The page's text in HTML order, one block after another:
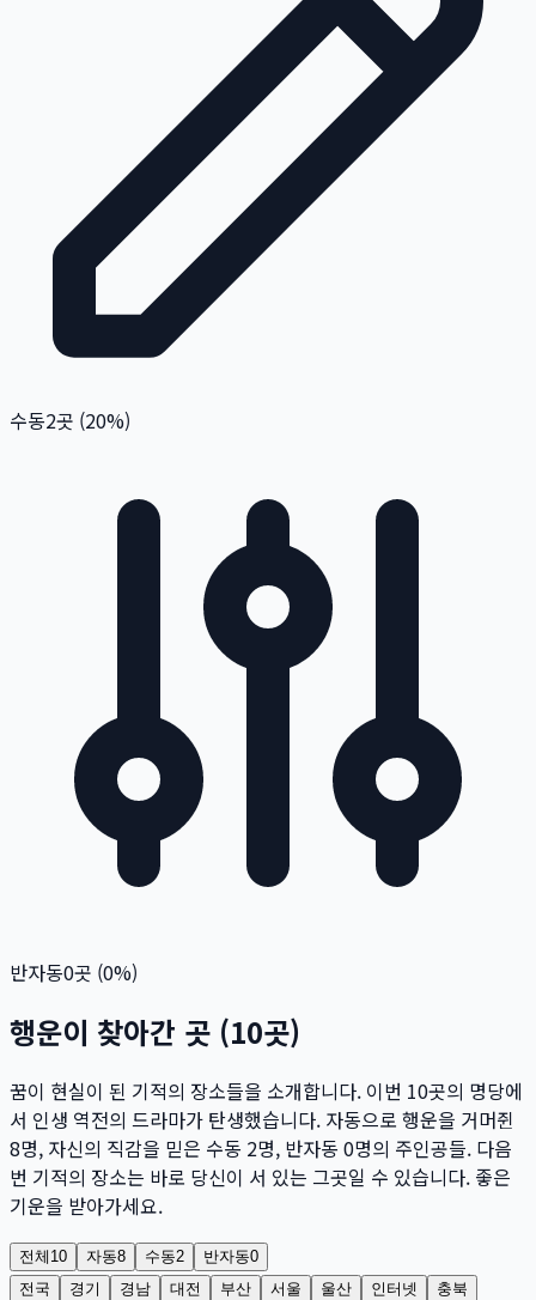
수동2곳 (20%)
반자동0곳 (0%)
행운이 찾아간 곳 (10곳)
꿈이 현실이 된 기적의 장소들을 소개합니다. 이번 10곳의 명당에
서 인생 역전의 드라마가 탄생했습니다. 자동으로 행운을 거머쥔
8명, 자신의 직감을 믿은 수동 2명, 반자동 0명의 주인공들. 다음
번 기적의 장소는 바로 당신이 서 있는 그곳일 수 있습니다. 좋은
기운을 받아가세요.
전체 10 자동8 수동2 반자동0
전국
경기 경남 대전 부산 서울 울산 인터넷 충북